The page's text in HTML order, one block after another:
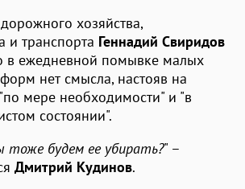
хозяйства,
и транспорта Геннадий Свиридов
в ежедневной помывке малых
нет смысла, настояв на
мере необходимости" и "в
состоянии".
тоже будем ее убирать?" –
Дмитрий Кудинов.